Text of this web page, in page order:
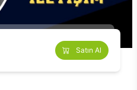
Satın Al